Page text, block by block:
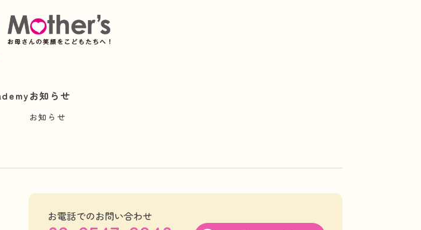
お知らせ
お知らせ
お電話でのお問い合わせ